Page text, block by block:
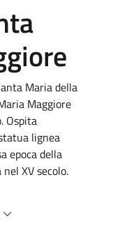
Maria della
Maggiore
Ospita
lignea
epoca della
XV secolo.